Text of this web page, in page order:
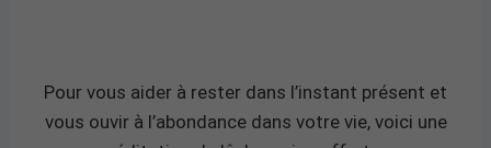
Pour vous aider à rester dans l’instant présent et
vous ouvir à l’abondance dans votre vie, voici une